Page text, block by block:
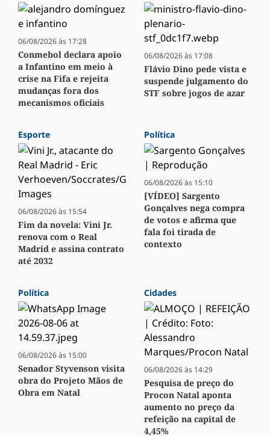
06/08/2026 às 17:28
Conmebol declara apoio
a Infantino em meio à
crise na Fifa e rejeita
mudanças fora dos
mecanismos oficiais
06/08/2026 às 17:08
Flávio Dino pede vista e
suspende julgamento do
STF sobre jogos de azar
Esporte
06/08/2026 às 15:54
Fim da novela: Vini Jr.
renova com o Real
Madrid e assina contrato
até 2032
Política
06/08/2026 às 15:10
[VÍDEO] Sargento
Gonçalves nega compra
de votos e afirma que
fala foi tirada de
contexto
Política
06/08/2026 às 15:00
Senador Styvenson visita
obra do Projeto Mãos de
Obra em Natal
Cidades
06/08/2026 às 14:29
Pesquisa de preço do
Procon Natal aponta
aumento no preço da
refeição na capital de
4,45%